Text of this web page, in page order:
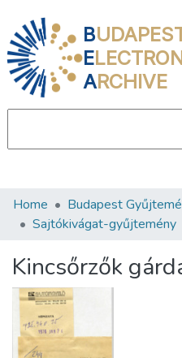
B
E
ARCHIVE
Communities & Collections
Statistics
About us
Home Budapest
Sajtókivágat-gyűjtemény
Kincsőrzők